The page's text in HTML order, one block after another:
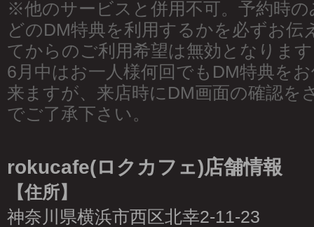
※他のサービスと併用不可。予約時の
どのDM特典を利用するかを必ずお伝
てからのご利用希望は無効となりま
6月中はお一人様何回でもDM特典を
来ますが、来店時にDM画面の確認を
でご了承下さい。
rokucafe(ロクカフェ)店舗情報
【住所】
神奈川県横浜市西区北幸2-11-23